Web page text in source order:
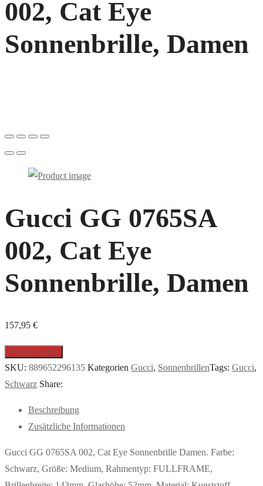
002, Cat Eye
Sonnenbrille, Damen
Gucci GG 0765SA
002, Cat Eye
Sonnenbrille, Damen
157,95 €
Produkt kaufen
SKU: 889652296135 Kategorien Gucci, SonnenbrillenTags: Gucci,
Schwarz Share:
Beschreibung
Zusätzliche Informationen
Gucci GG 0765SA 002, Cat Eye Sonnenbrille Damen. Farbe:
Schwarz, Größe: Medium, Rahmentyp: FULLFRAME,